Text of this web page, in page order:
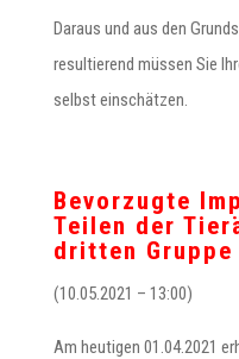
Daraus und aus den
resultierend müssen Sie
selbst einschätzen.
Bevorzugte
Teilen der
dritten Gruppe
(10.05.2021 – 13:00)
Am heutigen 01.04.2021